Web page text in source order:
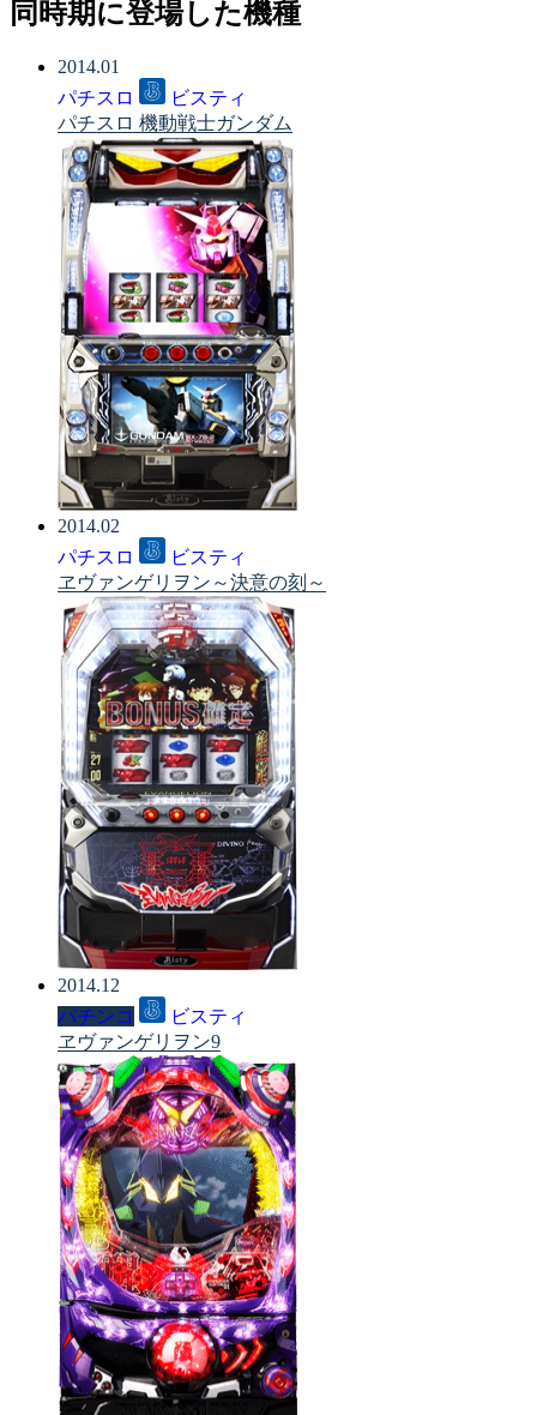
同時期に登場した機種
2014.01
パチスロ
ビスティ
パチスロ 機動戦士ガンダム
2014.02
パチスロ
ビスティ
ヱヴァンゲリヲン～決意の刻～
2014.12
パチンコ
ビスティ
ヱヴァンゲリヲン9